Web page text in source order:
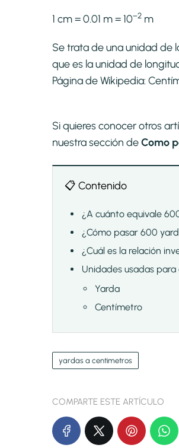
1 cm = 0.01 m = 10−2 m
Se trata de una unidad de
que es la unidad de
Página de Wikipedia:
Si quieres conocer otros
nuestra sección deComo
📋 Contenido
¿A cuánto equivale
¿Cómo pasar 600
¿Cuál es la relación
Unidades usadas
Yarda
Centímetro
yardas a centimetros
COMPARTE ESTE ARTÍCULO